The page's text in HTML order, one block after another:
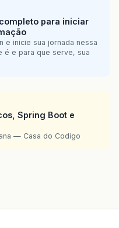
para iniciar
e inicie sua jornada nessa
é e para que serve, sua
Spring Boot e
— Casa do Codigo